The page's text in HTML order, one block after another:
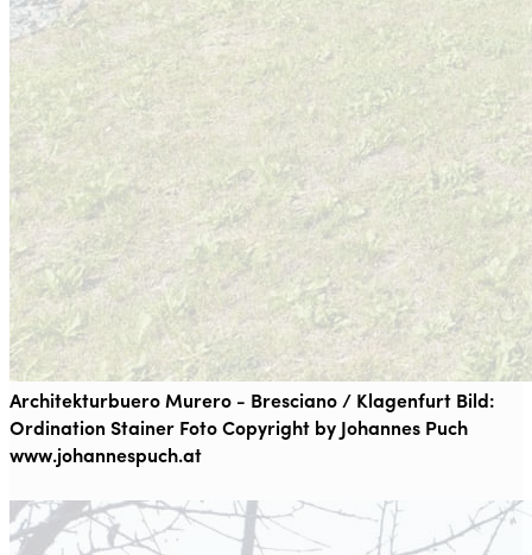
Architekturbuero Murero - Bresciano / Klagenfurt Bild:
Ordination Stainer Foto Copyright by Johannes Puch
www.johannespuch.at